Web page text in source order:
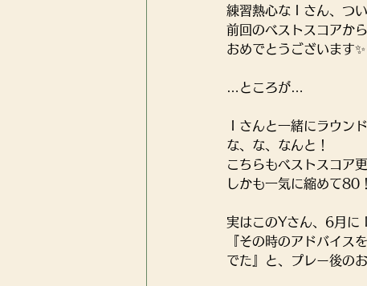
練習熱心なＩさん、つ
前回のベストスコアか
おめでとうございます✨
…ところが…
Ｉさんと一緒にラウン
な、な、なんと！
こちらもベストスコア更
しかも一気に縮めて80
実はこのYさん、6月に
『その時のアドバイス
でた』と、プレー後の